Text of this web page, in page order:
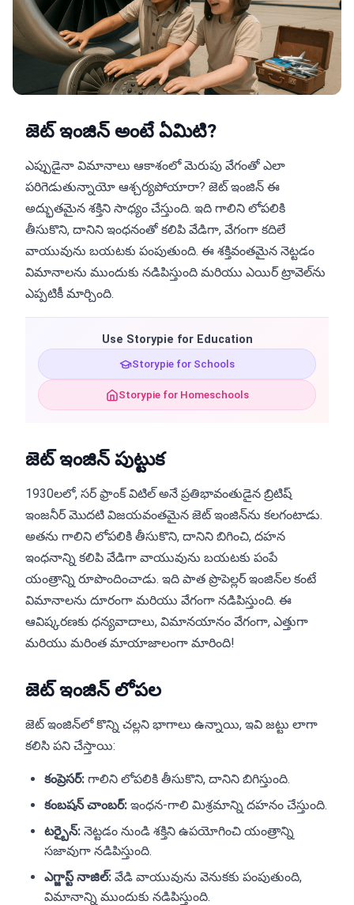
జెట్ ఇంజిన్ అంటే ఏమిటి?
ఎప్పుడైనా విమానాలు ఆకాశంలో మెరుపు వేగంతో ఎలా
పరిగెడుతున్నాయో ఆశ్చర్యపోయారా? జెట్ ఇంజిన్ ఈ
అద్భుతమైన శక్తిని సాధ్యం చేస్తుంది. ఇది గాలిని లోపలికి
తీసుకొని, దానిని ఇంధనంతో కలిపి వేడిగా, వేగంగా కదిలే
వాయువును బయటకు పంపుతుంది. ఈ శక్తివంతమైన నెట్టడం
విమానాలను ముందుకు నడిపిస్తుంది మరియు ఎయిర్ ట్రావెల్‌ను
ఎప్పటికీ మార్చింది.
Use Storypie for Education
Storypie for Schools
Storypie for Homeschools
జెట్ ఇంజిన్ పుట్టుక
1930లలో, సర్ ఫ్రాంక్ విటిల్ అనే ప్రతిభావంతుడైన బ్రిటిష్
ఇంజనీర్ మొదటి విజయవంతమైన జెట్ ఇంజిన్‌ను కలగంటాడు.
అతను గాలిని లోపలికి తీసుకొని, దానిని బిగించి, దహన
ఇంధనాన్ని కలిపి వేడిగా వాయువును బయటకు పంపే
యంత్రాన్ని రూపొందించాడు. ఇది పాత ప్రొపెల్లర్ ఇంజిన్‌ల కంటే
విమానాలను దూరంగా మరియు వేగంగా నడిపిస్తుంది. ఈ
ఆవిష్కరణకు ధన్యవాదాలు, విమానయానం వేగంగా, ఎత్తుగా
మరియు మరింత మాయాజాలంగా మారింది!
జెట్ ఇంజిన్ లోపల
జెట్ ఇంజిన్‌లో కొన్ని చల్లని భాగాలు ఉన్నాయి, ఇవి జట్టు లాగా
కలిసి పని చేస్తాయి:
కంప్రెసర్: గాలిని లోపలికి తీసుకొని, దానిని బిగిస్తుంది.
కంబషన్ చాంబర్: ఇంధన-గాలి మిశ్రమాన్ని దహనం చేస్తుంది.
టర్బైన్: నెట్టడం నుండి శక్తిని ఉపయోగించి యంత్రాన్ని
సజావుగా నడిపిస్తుంది.
ఎగ్జాస్ట్ నాజిల్: వేడి వాయువును వెనుకకు పంపుతుంది,
విమానాన్ని ముందుకు నడిపిస్తుంది.